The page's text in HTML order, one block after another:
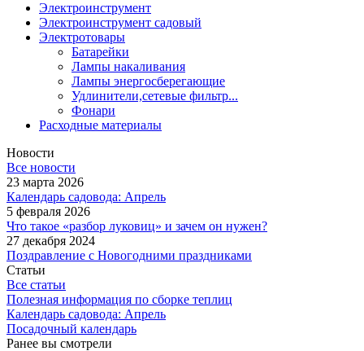
Электроинструмент
Электроинструмент садовый
Электротовары
Батарейки
Лампы накаливания
Лампы энергосберегающие
Удлинители,сетевые фильтр...
Фонари
Расходные материалы
Новости
Все новости
23 марта 2026
Календарь садовода: Апрель
5 февраля 2026
Что такое «разбор луковиц» и зачем он нужен?
27 декабря 2024
Поздравление с Новогодними праздниками
Статьи
Все статьи
Полезная информация по сборке теплиц
Календарь садовода: Апрель
Посадочный календарь
Ранее вы смотрели